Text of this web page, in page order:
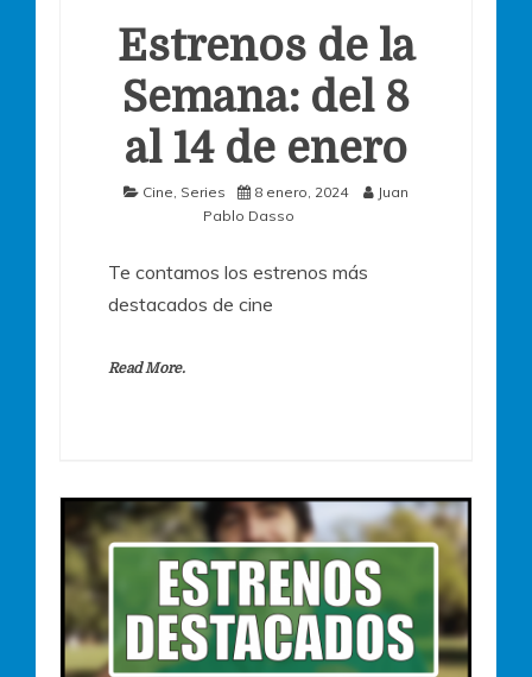
Estrenos de la
Semana: del 8
al 14 de enero
Cine Series 8 enero, 2024
Juan
Pablo Dasso
Te contamos los estrenos más
destacados de cine
Read More.